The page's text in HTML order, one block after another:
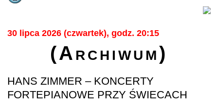
30 lipca 2026 (czwartek), godz. 20:15
(Archiwum)
HANS ZIMMER – KONCERTY
FORTEPIANOWE PRZY ŚWIECACH